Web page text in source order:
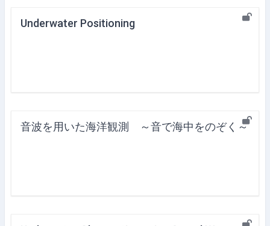
Underwater Positioning
音波を用いた海洋観測 ～音で海中をのぞく～